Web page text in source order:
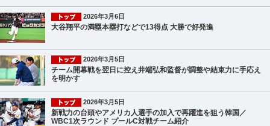
2026年3月6日
大谷翔平の満塁本塁打などで13得点 大勝で好発進
2026年3月5日
チーム開幕戦を翌日に控え井端弘和監督が調整や結束力に手応え
を明かす
2026年3月5日
新戦力の台頭やアメリカ人選手の加入で再躍進を狙う韓国／
WBC1次ラウンド プールC対戦チーム紹介